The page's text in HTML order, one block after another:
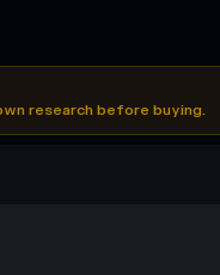
research before buying.